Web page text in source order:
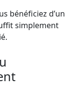
bénéficiez d’un
simplement